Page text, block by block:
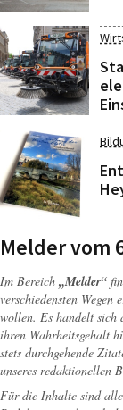
Melder vom
Im Bereich „Melder“
verschiedensten
wollen. Es handelt sich
ihren Wahrheitsgehalt
stets durchgehende
unseres redaktionellen
Für die Inhalte sind